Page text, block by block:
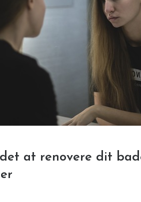
at renovere dit